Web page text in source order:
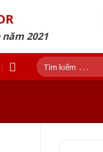
2021
Tìm
kiếm: